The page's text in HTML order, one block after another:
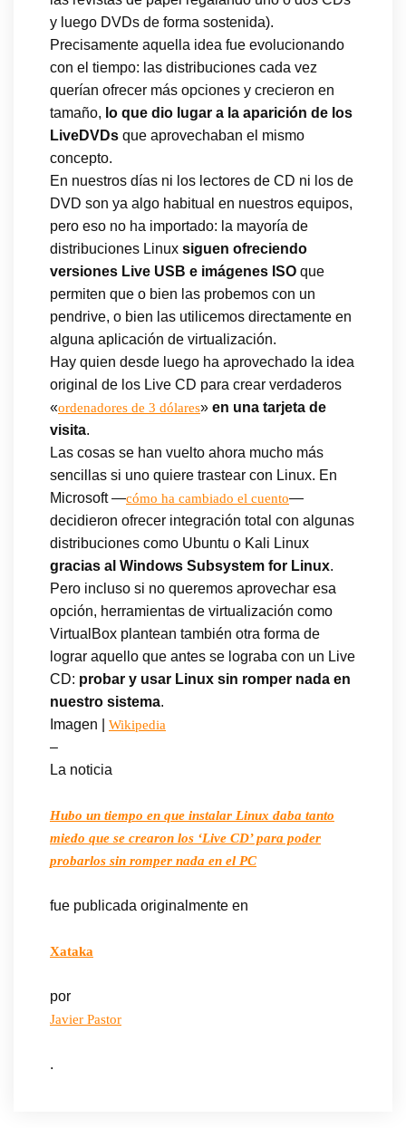
y luego DVDs de forma sostenida).
Precisamente aquella idea fue evolucionando
con el tiempo: las distribuciones cada vez
querían ofrecer más opciones y crecieron en
tamaño, lo que dio lugar a la aparición de los
LiveDVDs que aprovechaban el mismo
concepto.
En nuestros días ni los lectores de CD ni los de
DVD son ya algo habitual en nuestros equipos,
pero eso no ha importado: la mayoría de
distribuciones Linux siguen ofreciendo
versiones Live USB e imágenes ISO que
permiten que o bien las probemos con un
pendrive, o bien las utilicemos directamente en
alguna aplicación de virtualización.
Hay quien desde luego ha aprovechado la idea
original de los Live CD para crear verdaderos
«ordenadores de 3 dólares» en una tarjeta de
visita.
Las cosas se han vuelto ahora mucho más
sencillas si uno quiere trastear con Linux. En
Microsoft —cómo ha cambiado el cuento—
decidieron ofrecer integración total con algunas
distribuciones como Ubuntu o Kali Linux
gracias al Windows Subsystem for Linux.
Pero incluso si no queremos aprovechar esa
opción, herramientas de virtualización como
VirtualBox plantean también otra forma de
lograr aquello que antes se lograba con un Live
CD: probar y usar Linux sin romper nada en
nuestro sistema.
Imagen | Wikipedia
–
La noticia
Hubo un tiempo en que instalar Linux daba tanto
miedo que se crearon los ‘Live CD’ para poder
probarlos sin romper nada en el PC
fue publicada originalmente en
Xataka
por
Javier Pastor
.